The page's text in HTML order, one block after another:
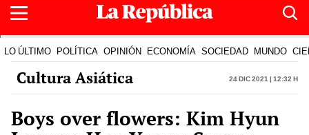
LO ÚLTIMO POLÍTICA OPINIÓN ECONOMÍA SOCIEDAD MUNDO
Cultura Asiática 24 Dic 2021 | 12:32 h
Boys over flowers: Kim Hyun